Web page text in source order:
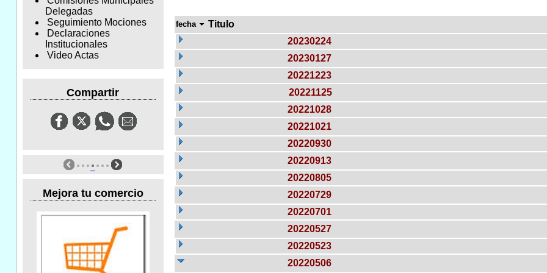
Delegadas
Seguimiento Mociones
Declaraciones
Institucionales
Video Actas
Compartir
Mejora tu comercio
fecha Titulo
20230224
20230127
20221223
20221125
20221028
20221021
20220930
20220913
20220805
20220729
20220701
20220527
20220523
20220506